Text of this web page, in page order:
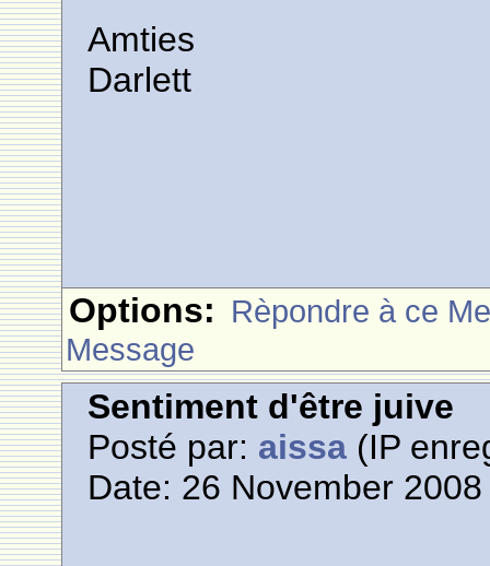
Amties
Darlett
Options: Rèpondre à ce
Message
Sentiment d'être juive
Posté par: aissa (IP
Date: 26 November